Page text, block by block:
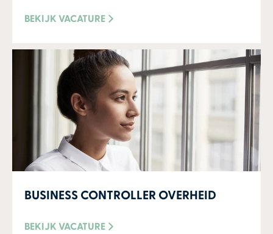
BEKIJK VACATURE
BUSINESS CONTROLLER OVERHEID
BEKIJK VACATURE